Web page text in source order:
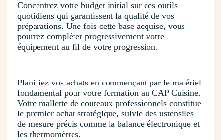
Concentrez votre budget initial sur ces outils
quotidiens qui garantissent la qualité de vos
préparations. Une fois cette base acquise, vous
pourrez compléter progressivement votre
équipement au fil de votre progression.
Planifiez vos achats en commençant par le matériel
fondamental pour votre formation au CAP Cuisine.
Votre mallette de couteaux professionnels constitue
le premier achat stratégique, suivie des ustensiles
de mesure précis comme la balance électronique et
les thermomètres.